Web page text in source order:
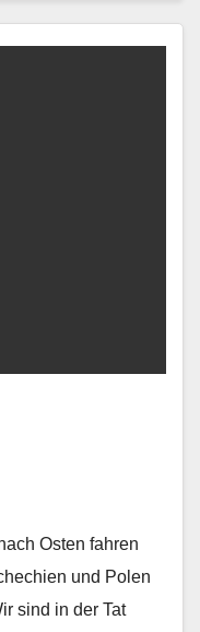
Osten fahren
und Polen
sind in der Tat